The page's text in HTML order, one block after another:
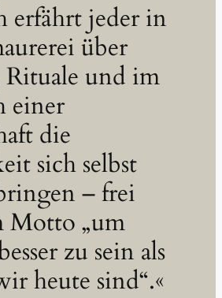
erfährt jeder in
über
Rituale und im
einer
die
sich selbst
– frei
Motto „um
zu sein als
heute sind“.«